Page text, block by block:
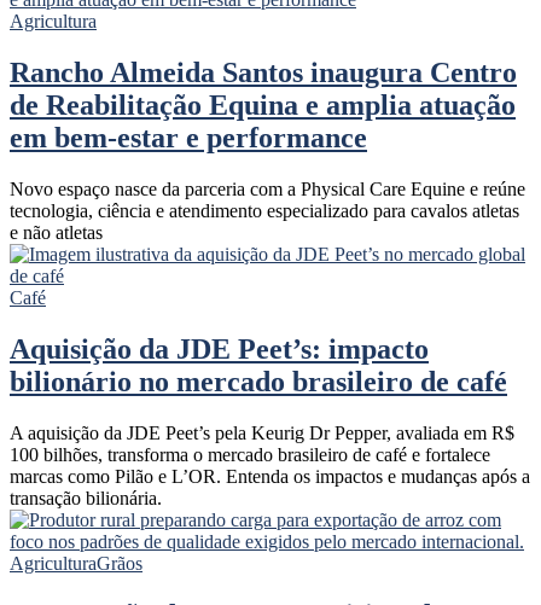
Agricultura
Rancho Almeida Santos inaugura Centro
de Reabilitação Equina e amplia atuação
em bem-estar e performance
Novo espaço nasce da parceria com a Physical Care Equine e reúne
tecnologia, ciência e atendimento especializado para cavalos atletas
e não atletas
Café
Aquisição da JDE Peet’s: impacto
bilionário no mercado brasileiro de café
A aquisição da JDE Peet’s pela Keurig Dr Pepper, avaliada em R$
100 bilhões, transforma o mercado brasileiro de café e fortalece
marcas como Pilão e L’OR. Entenda os impactos e mudanças após a
transação bilionária.
AgriculturaGrãos